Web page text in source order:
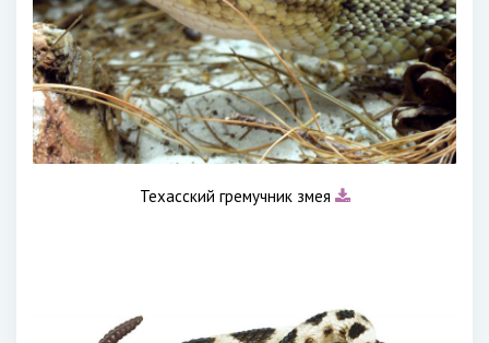
Техасский гремучник змея